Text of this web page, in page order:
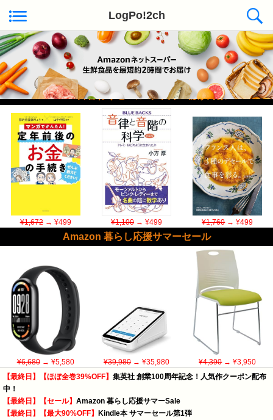
LogPo!2ch
Kindle日替わりセール ◆本日50冊が対象
¥1,672→ ¥499 ¥1,100→ ¥499 ¥1,760→ ¥499
Amazon 暮らし応援サマーセール
¥6,680→ ¥5,580 ¥39,980→ ¥35,980 ¥4,390→ ¥3,950
【最終日】【ほぼ全巻39%OFF】 集英社 創業100周年記念！人気作クーポン配布
中！
【最終日】【セール】 Amazon 暮らし応援サマーSale
【最終日】【最大90%OFF】 Kindle本 サマーセール第1弾